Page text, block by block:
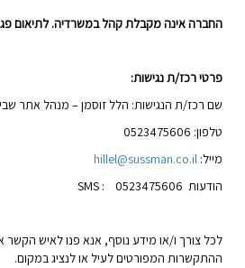
החברה אינה מקבלת קהל במשרדיה. לתיאום
פרטי רכז/ת נגישות:
שם רכז/ת הנגישות: הלל זוסמן – מנהל אתר
טלפון: 0523475606
מייל: hillel@sussman.co.il
הודעות SMS : 0523475606
לכל צורך ו/או מידע נוסף, אנא פנו לאיש הקשר
ההתקשרות המפורטים לעיל או לנציג במקום.